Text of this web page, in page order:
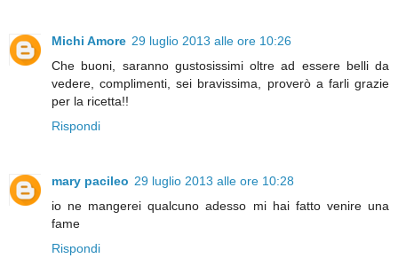
Michi Amore 29 luglio 2013 alle ore 10:26
Che buoni, saranno gustosissimi oltre ad essere belli da
vedere, complimenti, sei bravissima, proverò a farli grazie
per la ricetta!!
Rispondi
mary pacileo 29 luglio 2013 alle ore 10:28
io ne mangerei qualcuno adesso mi hai fatto venire una
fame
Rispondi